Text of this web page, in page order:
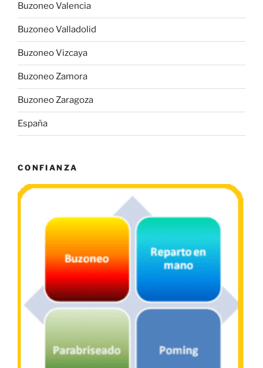
Buzoneo Valencia
Buzoneo Valladolid
Buzoneo Vizcaya
Buzoneo Zamora
Buzoneo Zaragoza
España
CONFIANZA